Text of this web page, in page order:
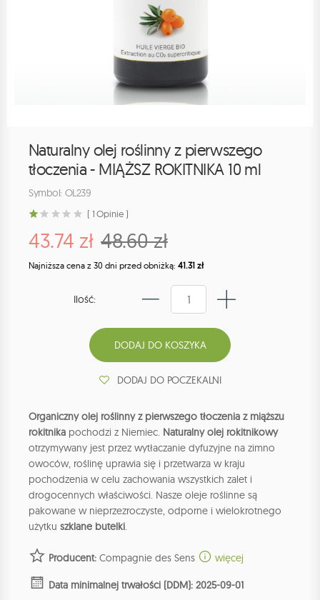
Naturalny olej roślinny z pierwszego
tłoczenia - MIĄŻSZ ROKITNIKA 10 ml
Symbol: OL239
( 1 Opinie )
43.74 zł 48.60 zł
Najniższa cena z 30 dni przed obniżką: 41.31 zł
Ilość:
DODAJ DO POCZEKALNI
Organiczny olej roślinny z pierwszego tłoczenia z miąższu
rokitnika pochodzi z Niemiec. Naturalny olej rokitnikowy
otrzymywany jest przez wytłaczanie dyfuzyjne na zimno
owoców, roślinę uprawia się i przetwarza w kraju
pochodzenia w celu zachowania wszystkich zalet i
drogocennych właściwości. Nasze oleje roślinne są
pakowane w nieprzezroczyste, odporne i wielokrotnego
użytku szklane butelki.
Producent: Compagnie des Sens więcej
Data minimalnej trwałości (DDM): 2025-09-01